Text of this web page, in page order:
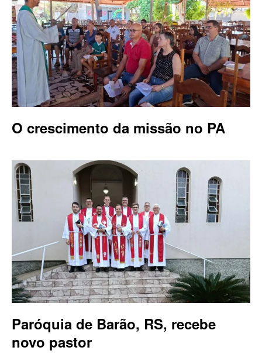
O crescimento da missão no PA
Paróquia de Barão, RS, recebe
novo pastor